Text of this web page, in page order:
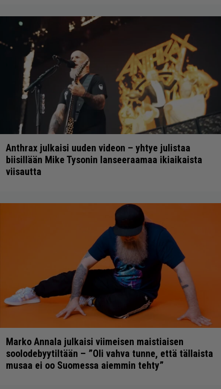
Anthrax julkaisi uuden videon – yhtye julistaa
biisillään Mike Tysonin lanseeraamaa ikiaikaista
viisautta
Marko Annala julkaisi viimeisen maistiaisen
soolodebyytiltään – ”Oli vahva tunne, että tällaista
musaa ei oo Suomessa aiemmin tehty”